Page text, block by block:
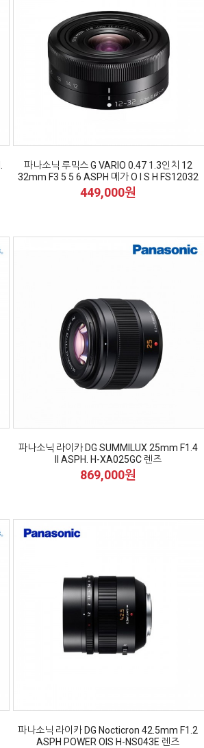
파나소닉 루믹스 G VARIO 0.47 1.3인치 12
32mm F3 5 5 6 ASPH 메가 O I S H FS12032
449,000원
파나소닉 라이카 DG SUMMILUX 25mm F1.4
II ASPH. H-XA025GC 렌즈
869,000원
파나소닉 라이카 DG Nocticron 42.5mm F1.2
ASPH POWER OIS H-NS043E 렌즈